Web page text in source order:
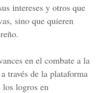
intereses y otros que
sino que quieren
en el combate a la
través de la plataforma
los logros en